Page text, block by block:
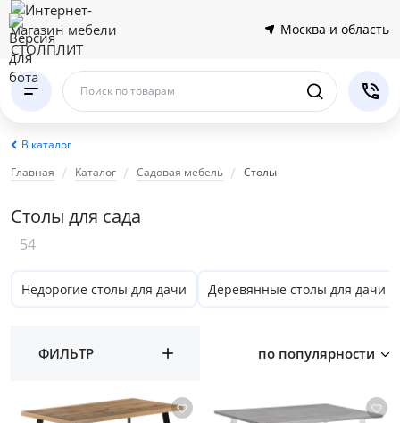
Москва и область
Поиск по товарам
В каталог
Главная
Каталог Садовая мебель Столы
Столы для сада
54
Недорогие столы для дачи Деревянные столы для дачи
ФИЛЬТР по популярности